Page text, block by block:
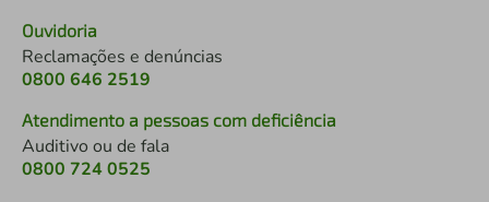
Ouvidoria
Reclamações e denúncias
0800 646 2519
Atendimento a pessoas com deficiência
Auditivo ou de fala
0800 724 0525